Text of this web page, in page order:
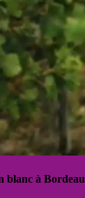
blanc à